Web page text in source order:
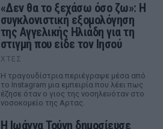
«Δεν θα το ξεχάσω όσο ζω»: Η
συγκλονιστική εξομολόγηση
της Αγγελικής Ηλιάδη για τη
στιγμή που είδε τον Ιησού
ΧΤΕΣ
Η τραγουδίστρια περιέγραψε μέσα από
το Instagram μια εμπειρία που λέει πως
έζησε όταν ο γιος της νοσηλευόταν στο
νοσοκομείο της Αρτας.
Η Ιωάννα Τούνη δημοσίευσε